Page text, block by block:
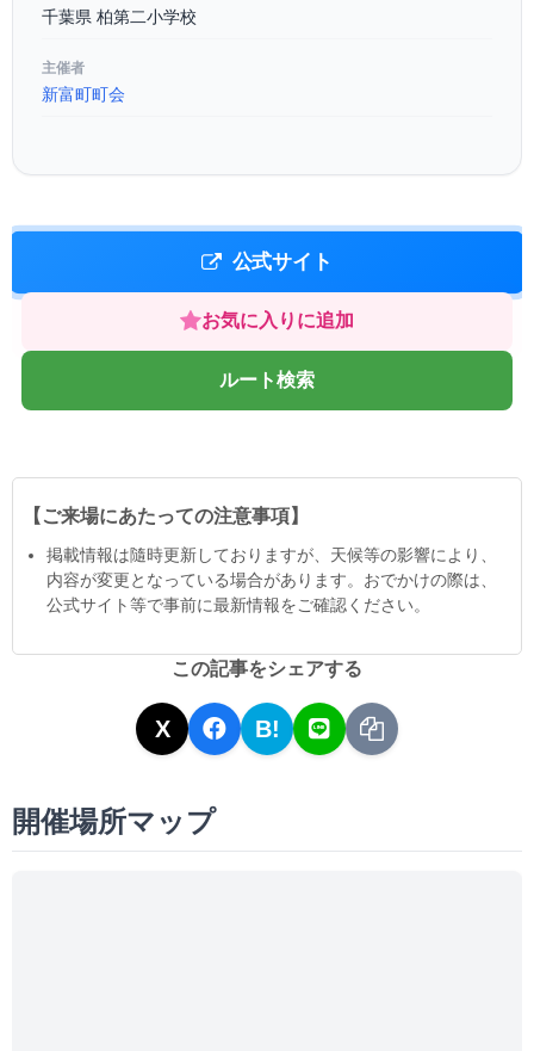
千葉県 柏第二小学校
主催者
新富町町会
公式サイト
お気に入りに追加
ルート検索
【ご来場にあたっての注意事項】
掲載情報は隨時更新しておりますが、天候等の影響により、
内容が変更となっている場合があります。おでかけの際は、
公式サイト等で事前に最新情報をご確認ください。
この記事をシェアする
X B!
開催場所マップ